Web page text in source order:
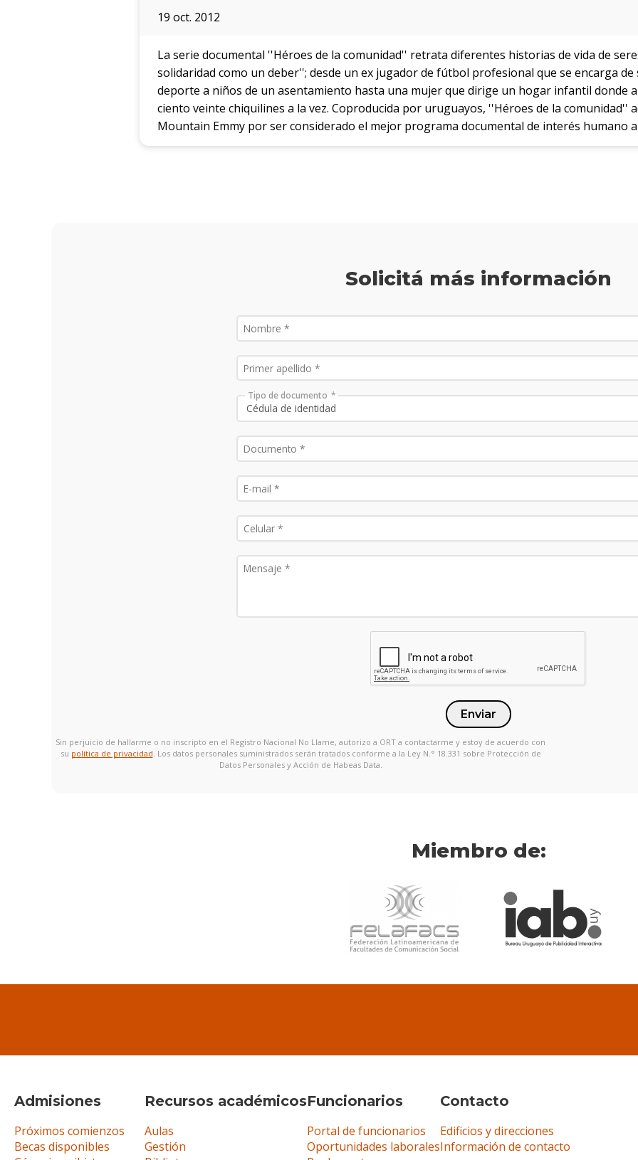
19 oct. 2012
La serie documental ''Héroes de la comunidad'' retrata diferentes historias de vida de
solidaridad como un deber''; desde un ex jugador de fútbol profesional que se encarga de
deporte a niños de un asentamiento hasta una mujer que dirige un hogar infantil donde
ciento veinte chiquilines a la vez. Coproducida por uruguayos, ''Héroes de la comunidad''
Mountain Emmy por ser considerado el mejor programa documental de interés humano
Solicitá más información
Tipo de documento
Enviar
Sin perjuicio de hallarme o no inscripto en el Registro Nacional No Llame, autorizo a ORT a contactarme y estoy de acuerdo con
su política de privacidad. Los datos personales suministrados serán tratados conforme a la Ley N.° 18.331 sobre Protección de
Datos Personales y Acción de Habeas Data.
Miembro de:
Admisiones
Próximos comienzos
Becas disponibles
Recursos académicos
Aulas
Gestión
Funcionarios
Portal de funcionarios
Oportunidades laborales
Contacto
Edificios y direcciones
Información de contacto